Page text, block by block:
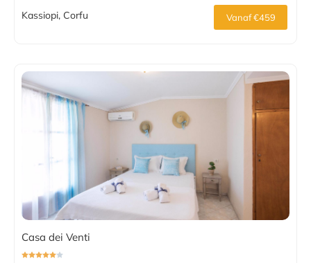
Kassiopi, Corfu Vanaf €459
Casa dei Venti